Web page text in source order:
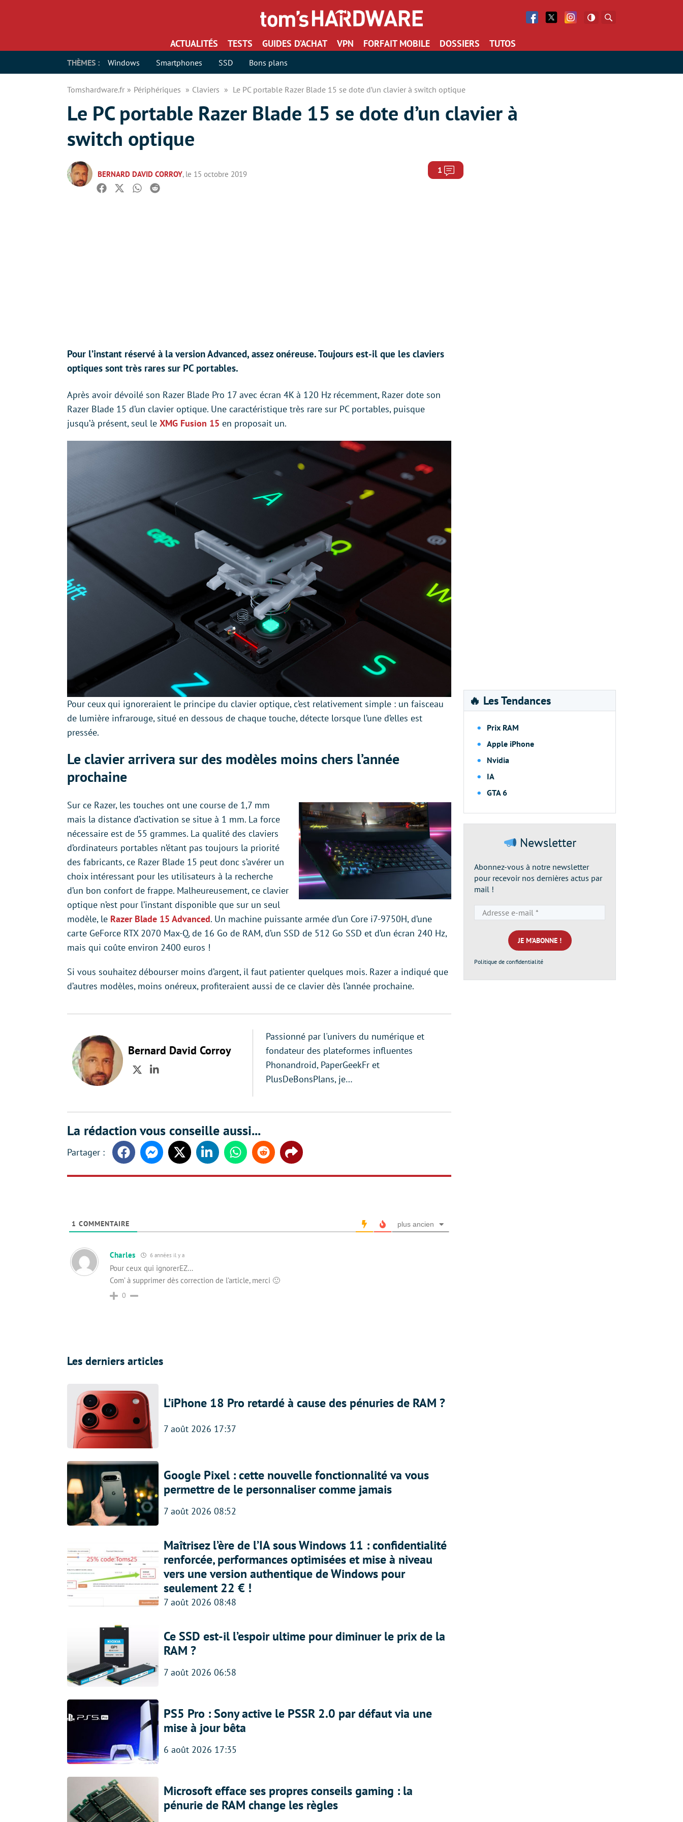
Facebook
Twitter Facebook
ACTUALITÉS TESTS GUIDES D’ACHAT VPN FORFAIT MOBILE DOSSIERS TUTOS
THÈMES : Windows Smartphones SSD Bons plans
Tomshardware.fr Périphériques Claviers Le PC portable Razer Blade 15 se dote d’un clavier à switch optique
Le PC portable Razer Blade 15 se dote d’un clavier à
switch optique
BERNARD DAVID CORROY, le 15 octobre 2019 1 Commentaires
Facebook
TwitterWhatsapp
Reddit
Pour l’instant réservé à la version Advanced, assez onéreuse. Toujours est-il que les claviers
optiques sont très rares sur PC portables.
Après avoir dévoilé son Razer Blade Pro 17 avec écran 4K à 120 Hz récemment, Razer dote son
Razer Blade 15 d’un clavier optique. Une caractéristique très rare sur PC portables, puisque
jusqu’à présent, seul le XMG Fusion 15 en proposait un.
Pour ceux qui ignoreraient le principe du clavier optique, c’est relativement simple : un faisceau
de lumière infrarouge, situé en dessous de chaque touche, détecte lorsque l’une d’elles est
pressée.
Le clavier arrivera sur des modèles moins chers l’année
prochaine
Sur ce Razer, les touches ont une course de 1,7 mm
mais la distance d’activation se situe à 1 mm. La force
nécessaire est de 55 grammes. La qualité des claviers
d’ordinateurs portables n’étant pas toujours la priorité
des fabricants, ce Razer Blade 15 peut donc s’avérer un
choix intéressant pour les utilisateurs à la recherche
d’un bon confort de frappe. Malheureusement, ce clavier
optique n’est pour l’instant disponible que sur un seul
modèle, le Razer Blade 15 Advanced. Un machine puissante armée d’un Core i7-9750H, d’une
carte GeForce RTX 2070 Max-Q, de 16 Go de RAM, d’un SSD de 512 Go SSD et d’un écran 240 Hz,
mais qui coûte environ 2400 euros !
Si vous souhaitez débourser moins d’argent, il faut patienter quelques mois. Razer a indiqué que
d’autres modèles, moins onéreux, profiteraient aussi de ce clavier dès l’année prochaine.
Bernard David Corroy
TwitterLinkedIn
Passionné par l'univers du numérique et
fondateur des plateformes influentes
Phonandroid, PaperGeekFr et
PlusDeBonsPlans, je…
La rédaction vous conseille aussi...
FacebookMessengerTwitter LinkedinWhatsappReddit Share
1 COMMENTAIRE plus ancien
Charles 6 années il y a
Pour ceux qui ignorerEZ…
Com’ à supprimer dès correction de l’article, merci 🙂
0
Les derniers articles
L’iPhone 18 Pro retardé à cause des pénuries de RAM ?
7 août 2026 17:37
Google Pixel : cette nouvelle fonctionnalité va vous
permettre de le personnaliser comme jamais
7 août 2026 08:52
Maîtrisez l’ère de l’IA sous Windows 11 : confidentialité
renforcée, performances optimisées et mise à niveau
vers une version authentique de Windows pour
seulement 22 € !
7 août 2026 08:48
Ce SSD est-il l’espoir ultime pour diminuer le prix de la
RAM ?
7 août 2026 06:58
PS5 Pro : Sony active le PSSR 2.0 par défaut via une
mise à jour bêta
6 août 2026 17:35
Microsoft efface ses propres conseils gaming : la
pénurie de RAM change les règles
🔥 Les Tendances
Prix RAM
Apple iPhone
Nvidia
IA
GTA 6
Newsletter
Abonnez-vous à notre newsletter
pour recevoir nos dernières actus par
mail !
e-
mail
*
Politique de confidentialité